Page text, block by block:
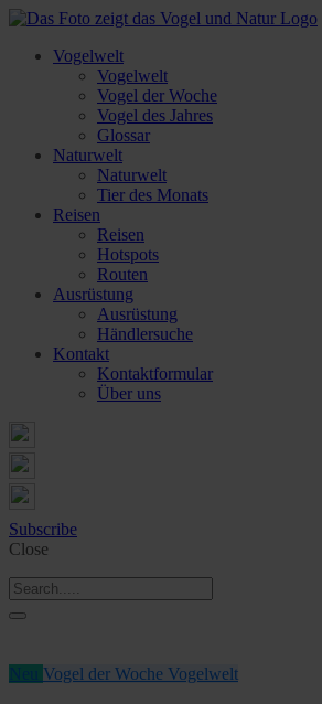
Vogelwelt
Vogelwelt
Vogel der Woche
Vogel des Jahres
Glossar
Naturwelt
Naturwelt
Tier des Monats
Reisen
Reisen
Hotspots
Routen
Ausrüstung
Ausrüstung
Händlersuche
Kontakt
Kontaktformular
Über uns
Subscribe
Close
Vogel der Woche Vogelwelt